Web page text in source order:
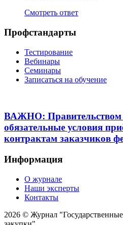
Смотреть ответ
Профстандарты
Тестирование
Вебинары
Семинары
Записаться на обучение
ВАЖНО: Правительством
обязательные условия
контрактам заказчиков
Информация
О журнале
Наши эксперты
Контакты
2026 © Журнал